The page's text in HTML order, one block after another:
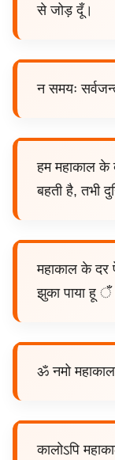
से जोड़ दूँ।
न समयः
हम महाकाल के
बहती है, तभी
महाकाल के दर
झुका पाया हू
ॐ नमो
कालोऽपि